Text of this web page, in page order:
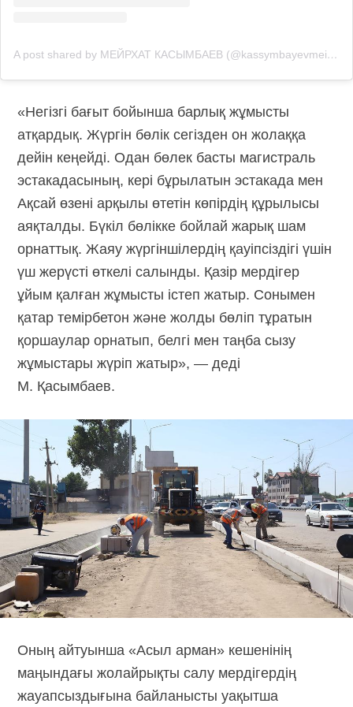
A post shared by МЕЙРХАТ КАСЫМБАЕВ (@kassymbayevmeirkhat)
«Негізгі бағыт бойынша барлық жұмысты
атқардық. Жүргін бөлік сегізден он жолаққа
дейін кеңейді. Одан бөлек басты магистраль
эстакадасының, кері бұрылатын эстакада мен
Ақсай өзені арқылы өтетін көпірдің құрылысы
аяқталды. Бүкіл бөлікке бойлай жарық шам
орнаттық. Жаяу жүргіншілердің қауіпсіздігі үшін
үш жерүсті өткелі салынды. Қазір мердігер
ұйым қалған жұмысты істеп жатыр. Сонымен
қатар темірбетон және жолды бөліп тұратын
қоршаулар орнатып, белгі мен таңба сызу
жұмыстары жүріп жатыр», — деді
М. Қасымбаев.
Оның айтуынша «Асыл арман» кешенінің
маңындағы жолайрықты салу мердігердің
жауапсыздығына байланысты уақытша